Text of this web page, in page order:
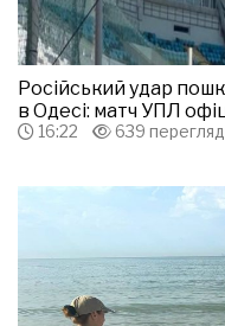
Російський удар
в Одесі: матч УПЛ
16:22 639